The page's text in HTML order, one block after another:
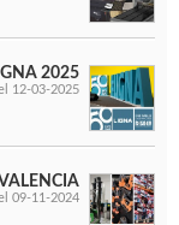
2025
12-03-2025
09-11-2024